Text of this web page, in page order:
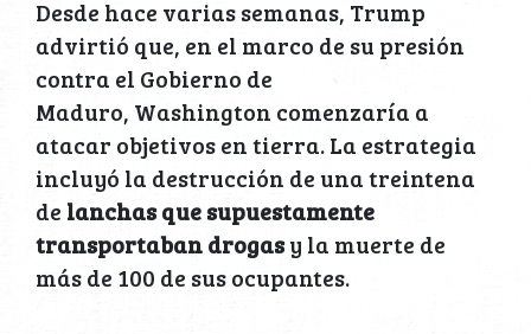
Desde hace varias semanas, Trump
advirtió que, en el marco de su presión
contra el Gobierno de
Maduro, Washington comenzaría a
atacar objetivos en tierra. La estrategia
incluyó la destrucción de una treintena
de lanchas que supuestamente
transportaban drogasy la muerte de
más de 100 de sus ocupantes.